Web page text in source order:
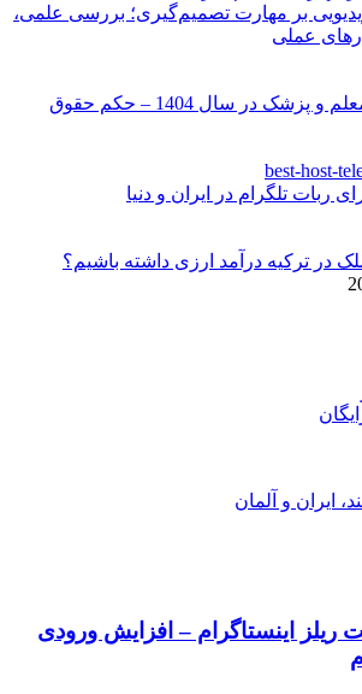
بر مهارت تصمیم‌گیری؛ بررسی علمی،
عملی
مقایسه درآمد معلم و پزشک در سال 1404 – حکم حقوق
ربات تلگرام در ایران و دنیا
در ترکیه درآمد ارزی داشته باشیم؟
ایران و آلمان
اینستاگرام – افزایش ورودی